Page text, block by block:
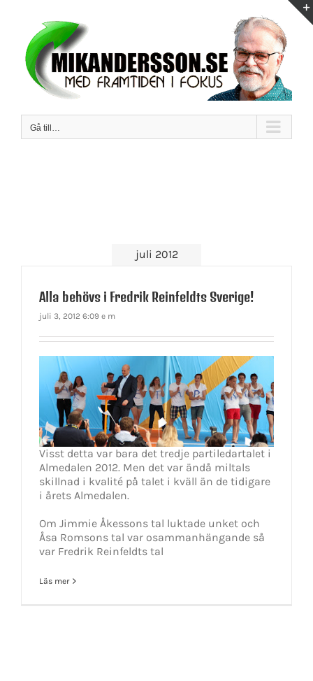
innehållet
Gå till…
juli 2012
Alla behövs i Fredrik Reinfeldts Sverige!
juli 3, 2012 6:09 e m
Visst detta var bara det tredje partiledartalet i
Almedalen 2012. Men det var ändå miltals
skillnad i kvalité på talet i kväll än de tidigare
i årets Almedalen.
Om Jimmie Åkessons tal luktade unket och
Åsa Romsons tal var osammanhängande så
var Fredrik Reinfeldts tal
Läs mer